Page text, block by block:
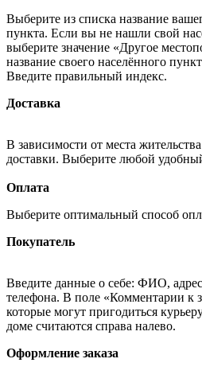
Выберите из списка название
пункта. Если вы не нашли свой
выберите значение «Другое
название своего населённого
Введите правильный индекс.
Доставка
В зависимости от места
доставки. Выберите любой
Оплата
Выберите оптимальный способ
Покупатель
Введите данные о себе: ФИО,
телефона. В поле «Комментарии к
которые могут пригодиться
доме считаются справа налево.
Оформление заказа